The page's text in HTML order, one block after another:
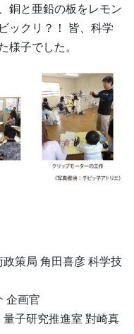
銅と亜鉛の板をレモン
ックリ？！ 皆、科学
様子でした。
策局 角田喜彦 科学技
画官
究推進室 對崎真